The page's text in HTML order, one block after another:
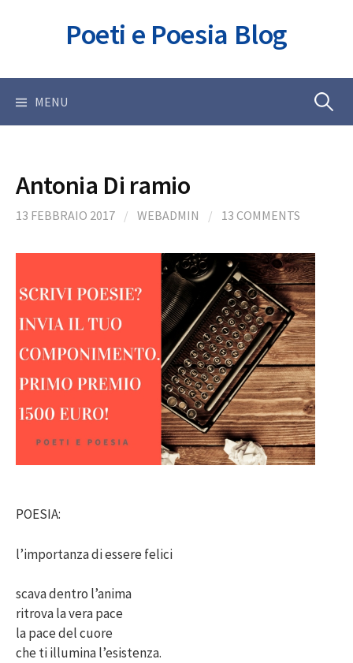
Poeti e Poesia Blog
MENU Ricerca
Antonia Di ramio
13 FEBBRAIO 2017 / WEBADMIN / 13 COMMENTS
POESIA:
l’importanza di essere felici
scava dentro l’anima
ritrova la vera pace
la pace del cuore
che ti illumina l’esistenza.